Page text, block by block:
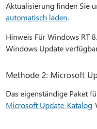
Aktualisierung finden Sie
automatisch laden.
Hinweis Für Windows RT
Windows Update
Methode 2: Microsoft
Das eigenständige Paket
Microsoft Update-Katalog-